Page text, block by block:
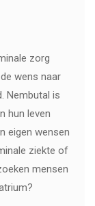
zorg
wens naar
Nembutal is
hun leven
eigen wensen
ziekte of
mensen